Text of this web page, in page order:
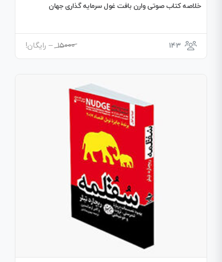
خلاصه کتاب صوتی وارن بافت غول سرمایه گذاری جهان
143
15000
– رایگان!
قیمت: